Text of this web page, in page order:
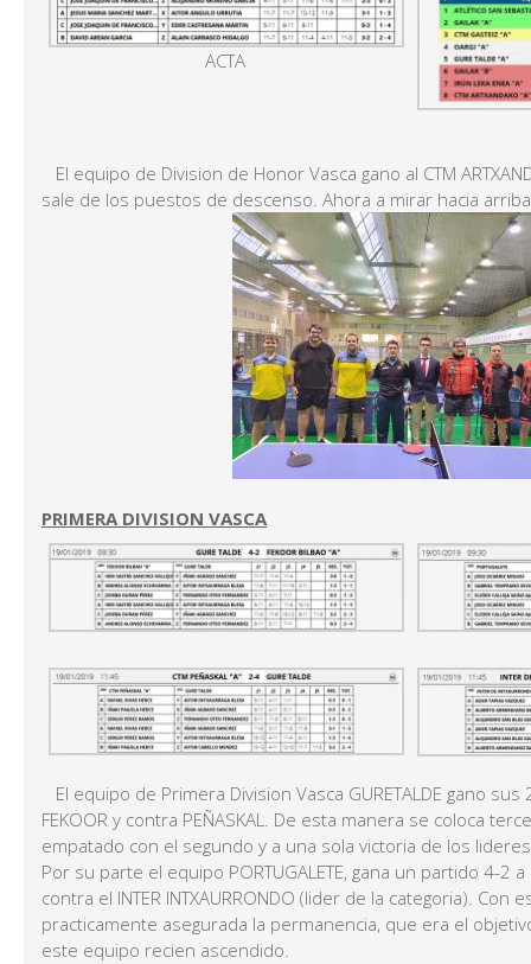
ACTA
El equipo de Division de Honor Vasca gano al CTM
sale de los puestos de descenso. Ahora a mirar hacia
PRIMERA DIVISION VASCA
El equipo de Primera Division Vasca GURETALDE gano
FEKOOR y contra PEÑASKAL. De esta manera se coloca
empatado con el segundo y a una sola victoria de los
Por su parte el equipo PORTUGALETE, gana un partido 4-2
contra el INTER INTXAURRONDO (lider de la categoria).
practicamente asegurada la permanencia, que era el
este equipo recien ascendido.